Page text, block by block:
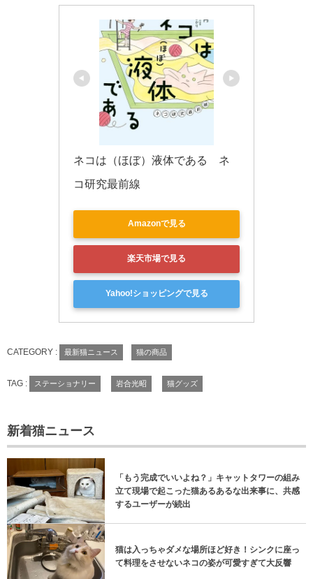
ネコは（ほぼ）液体である　ネ
コ研究最前線
Amazonで見る
楽天市場で見る
Yahoo!ショッピングで見る
CATEGORY : 最新猫ニュース 猫の商品
TAG : ステーショナリー 岩合光昭 猫グッズ
新着猫ニュース
「もう完成でいいよね？」キャットタワーの組み
立て現場で起こった猫あるあるな出来事に、共感
するユーザーが続出
猫は入っちゃダメな場所ほど好き！シンクに座っ
て料理をさせないネコの姿が可愛すぎて大反響